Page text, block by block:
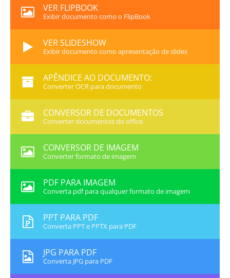
VER FLIPBOOK
Exibir documento como o FlipBook
VER SLIDESHOW
Exibir documento como apresentação de slides
APÊNDICE AO DOCUMENTO:
Converter OCR para documento
CONVERSOR DE DOCUMENTOS
Converter documentos do office
CONVERSOR DE IMAGEM
Converter formato de imagem
PDF PARA IMAGEM
Converta pdf para qualquer formato de imagem
PPT PARA PDF
Converta PPT e PPTX para PDF
JPG PARA PDF
Converta JPG para PDF